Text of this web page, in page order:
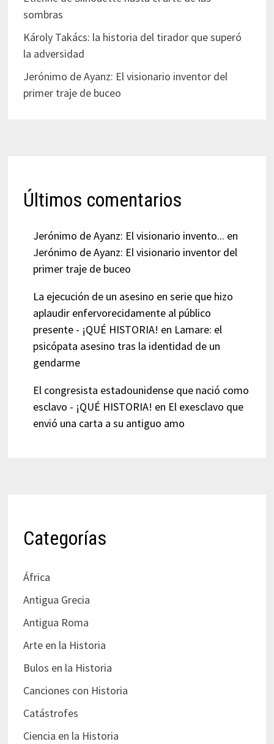
sombras
Károly Takács: la historia del tirador que superó
la adversidad
Jerónimo de Ayanz: El visionario inventor del
primer traje de buceo
Últimos comentarios
Jerónimo de Ayanz: El visionario invento... en
Jerónimo de Ayanz: El visionario inventor del
primer traje de buceo
La ejecución de un asesino en serie que hizo
aplaudir enfervorecidamente al público
presente - ¡QUÉ HISTORIA! en Lamare: el
psicópata asesino tras la identidad de un
gendarme
El congresista estadounidense que nació como
esclavo - ¡QUÉ HISTORIA! en El exesclavo que
envió una carta a su antiguo amo
Categorías
África
Antigua Grecia
Antigua Roma
Arte en la Historia
Bulos en la Historia
Canciones con Historia
Catástrofes
Ciencia en la Historia